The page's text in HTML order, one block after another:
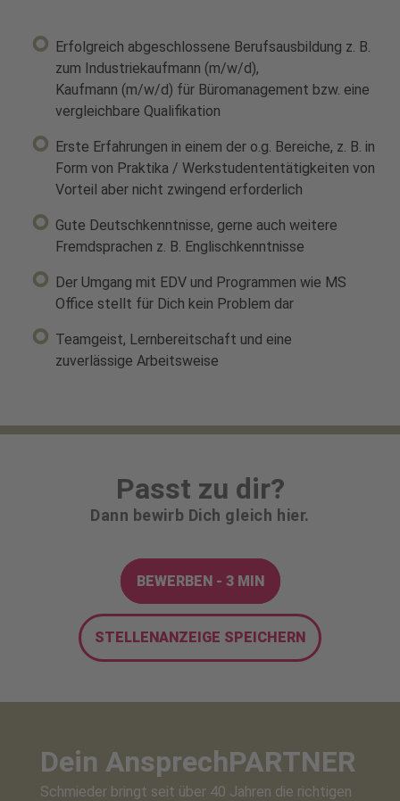
Erfolgreich abgeschlossene Berufsausbildung z. B.
zum Industriekaufmann (m/w/d),
Kaufmann (m/w/d) für Büromanagement bzw. eine
vergleichbare Qualifikation
Erste Erfahrungen in einem der o.g. Bereiche, z. B. in
Form von Praktika / Werkstudententätigkeiten von
Vorteil aber nicht zwingend erforderlich
Gute Deutschkenntnisse, gerne auch weitere
Fremdsprachen z. B. Englischkenntnisse
Der Umgang mit EDV und Programmen wie MS
Office stellt für Dich kein Problem dar
Teamgeist, Lernbereitschaft und eine
zuverlässige Arbeitsweise
Passt zu dir?
Dann bewirb Dich gleich hier.
BEWERBEN - 3 MIN
STELLENANZEIGE SPEICHERN
Dein AnsprechPARTNER
Schmieder bringt seit über 40 Jahren die richtigen